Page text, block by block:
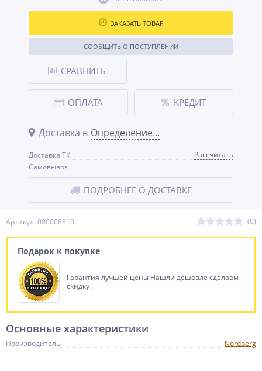
Артикул: 000008810 (0)
Подарок к покупке
Гарантия лучшей цены Нашли дешевле сделаем
скидку !
ЗАКАЗАТЬ ТОВАР
СООБЩИТЬ О ПОСТУПЛЕНИИ
СРАВНИТЬ
ОПЛАТА КРЕДИТ
Доставка в Определение...
Доставка ТК
Рассчитать
Самовывоз
ПОДРОБНЕЕ О ДОСТАВКЕ
Основные характеристики
Производитель Nordberg